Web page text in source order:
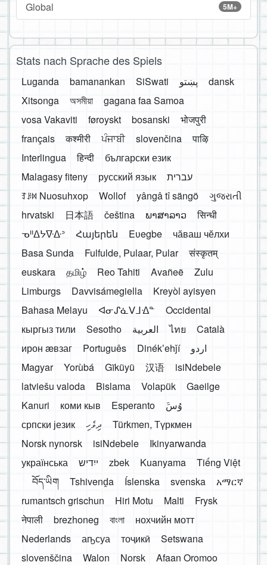
5M+
Global
Stats nach Sprache des Spiels
Luganda bamanankan SiSwati پښتو
dansk
Xitsonga
অসমীয়া
gagana faa Samoa
vosa Vakaviti
føroyskt bosanski
भोजपुरी
français
कश्मीरी ਪੰਜਾਬੀ slovenčina
पाऴि
Interlingua
हिन्दी
български език
Malagasy fiteny
русский язык
עברית
ꆈꌠ꒿ Nuosuhxop
Wollof yângâ tî sängö
ગુજરાતી
hrvatski
日本語 čeština ພາສາລາວ
सिन्धी
ᓀᐦᐃᔭᐍᐏᐣ
Հայերեն Eʋegbe
чӑваш чӗлхи
Basa Sunda
Fulfulde, Pulaar, Pular
संस्कृतम्
euskara
தமிழ் Reo Tahiti Avañeẽ
Zulu
Limburgs
Davvisámegiella
Kreyòl ayisyen
Bahasa Melayu
ᐊᓂᔑᓈᐯᒧᐎᓐ
Occidental
кыргыз тили
Sesotho العربية ไทย
Català
ирон æвзаг
Português Dinékʼehǰí
اردو
Magyar
Yorùbá Gĩkũyũ 汉语
isiNdebele
latviešu valoda
Bislama Volapük
Gaeilge
Kanuri
коми кыв Esperanto
َوُسَ
српски језик
ދިވެހި
Türkmen, Түркмен
Norsk nynorsk
isiNdebele
Ikinyarwanda
українська
ייִדיש zbek Kuanyama
Tiếng Việt
བོད་ཡིག
Tshivenḓa Íslenska svenska
አማርኛ
rumantsch grischun
Hiri Motu Malti
Frysk
नेपाली
brezhoneg বাংলা
нохчийн мотт
Nederlands
аҧсуа тоҷикӣ
Setswana
slovenščina
Walon Norsk
Afaan Oromoo